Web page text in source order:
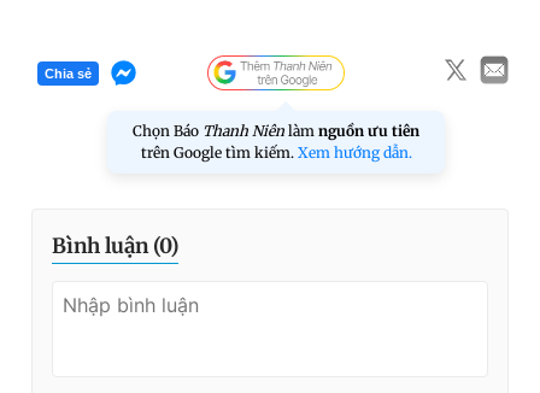
Đặt báo Quảng cáo RSS Tòa soạn Chính sách bảo
Tổng biên tập: Nguyễn Ngọc Toàn
Phó tổng biên tập thường trực: Hải Thành
Phó tổng biên tập: Lâm Hiếu Dũng
Giấy phép xuất bản số 110/GP - BTTTT cấp ngày 24.3.2020
chép dưới mọi hình thức nếu không có sự chấp thuận bằng văn
bản. Phát triển bởi ePi Technologies, JSC.
Chia sẻ
Chọn Báo Thanh Niên làm nguồn ưu tiên
trên Google tìm kiếm. Xem hướng dẫn.
Bình luận (0)